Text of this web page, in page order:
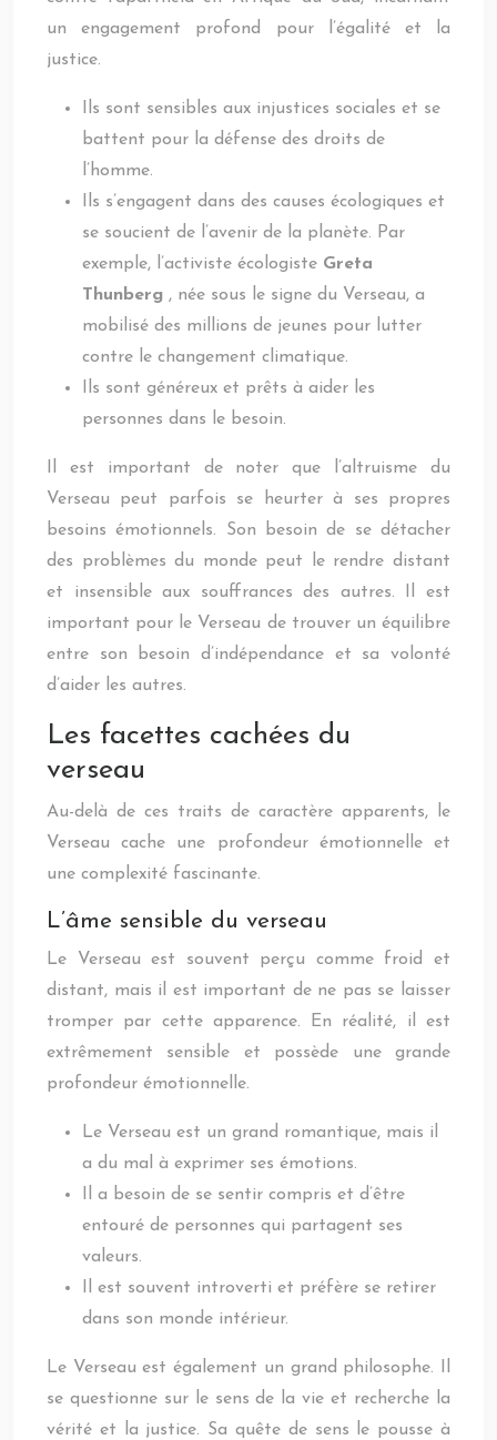
un engagement profond pour l’égalité et la
justice.
Ils sont sensibles aux injustices sociales et se
battent pour la défense des droits de
l’homme.
Ils s’engagent dans des causes écologiques et
se soucient de l’avenir de la planète. Par
exemple, l’activiste écologiste Greta
Thunberg , née sous le signe du Verseau, a
mobilisé des millions de jeunes pour lutter
contre le changement climatique.
Ils sont généreux et prêts à aider les
personnes dans le besoin.
Il est important de noter que l’altruisme du
Verseau peut parfois se heurter à ses propres
besoins émotionnels. Son besoin de se détacher
des problèmes du monde peut le rendre distant
et insensible aux souffrances des autres. Il est
important pour le Verseau de trouver un équilibre
entre son besoin d’indépendance et sa volonté
d’aider les autres.
Les facettes cachées du
verseau
Au-delà de ces traits de caractère apparents, le
Verseau cache une profondeur émotionnelle et
une complexité fascinante.
L’âme sensible du verseau
Le Verseau est souvent perçu comme froid et
distant, mais il est important de ne pas se laisser
tromper par cette apparence. En réalité, il est
extrêmement sensible et possède une grande
profondeur émotionnelle.
Le Verseau est un grand romantique, mais il
a du mal à exprimer ses émotions.
Il a besoin de se sentir compris et d’être
entouré de personnes qui partagent ses
valeurs.
Il est souvent introverti et préfère se retirer
dans son monde intérieur.
Le Verseau est également un grand philosophe. Il
se questionne sur le sens de la vie et recherche la
vérité et la justice. Sa quête de sens le pousse à